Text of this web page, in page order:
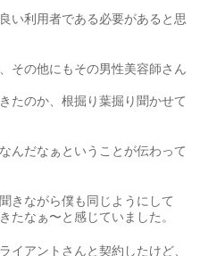
い利用者である必要があると思
その他にもその男性美容師さん
たのか、根掘り葉掘り聞かせて
んだなぁということが伝わって
きながら僕も同じようにして
たなぁ〜と感じていました。
イアントさんと契約したけど、